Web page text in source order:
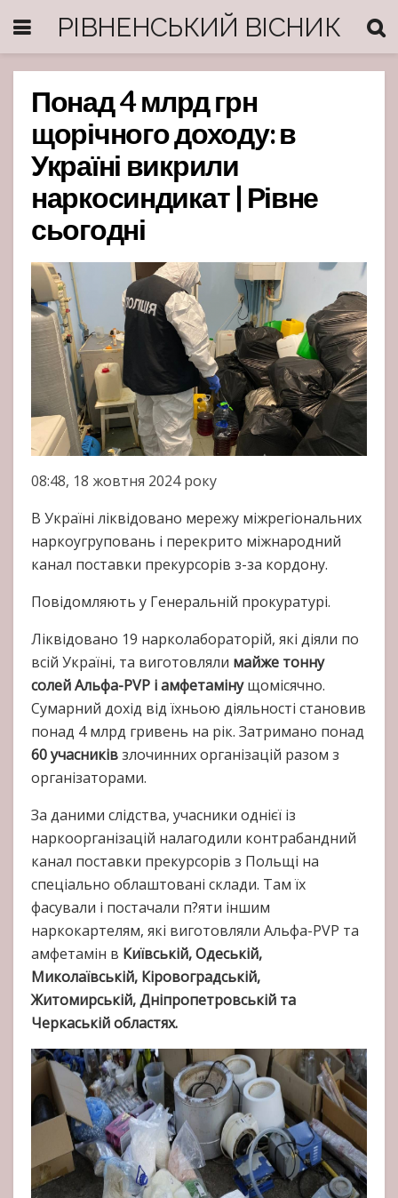
РІВНЕНСЬКИЙ ВІСНИК
Понад 4 млрд грн
щорічного доходу: в
Україні викрили
наркосиндикат | Рівне
сьогодні
08:48, 18 жовтня 2024 року
В Україні ліквідовано мережу міжрегіональних
наркоугруповань і перекрито міжнародний
канал поставки прекурсорів з-за кордону.
Повідомляють у Генеральній прокуратурі.
Ліквідовано 19 нарколабораторій, які діяли по
всій Україні, та виготовляли майже тонну
солей Альфа-PVP і амфетамінущомісячно.
Сумарний дохід від їхньою діяльності становив
понад 4 млрд гривень на рік. Затримано понад
60 учасниківзлочинних організацій разом з
організаторами.
За даними слідства, учасники однієї із
наркоорганізацій налагодили контрабандний
канал поставки прекурсорів з Польщі на
спеціально облаштовані склади. Там їх
фасували і постачали п?яти іншим
наркокартелям, які виготовляли Альфа-PVP та
амфетамін в Київській, Одеській,
Миколаївській, Кіровоградській,
Житомирській, Дніпропетровській та
Черкаській областях.